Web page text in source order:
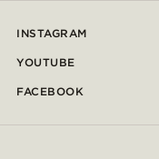
INSTAGRAM
YOUTUBE
FACEBOOK